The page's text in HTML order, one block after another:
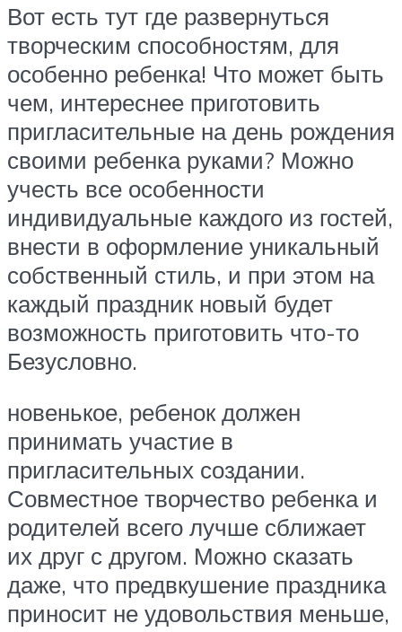
Вот есть тут где развернуться
творческим способностям, для
особенно ребенка! Что может быть
чем, интереснее приготовить
пригласительные на день рождения
своими ребенка руками? Можно
учесть все особенности
индивидуальные каждого из гостей,
внести в оформление уникальный
собственный стиль, и при этом на
каждый праздник новый будет
возможность приготовить что-то
Безусловно.
новенькое, ребенок должен
принимать участие в
пригласительных создании.
Совместное творчество ребенка и
родителей всего лучше сближает
их друг с другом. Можно сказать
даже, что предвкушение праздника
приносит не удовольствия меньше,